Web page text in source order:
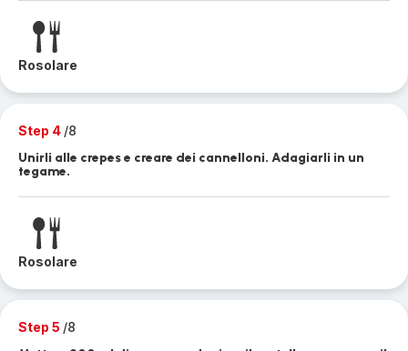
Rosolare
Step 4 /8
Unirli alle crepes e creare dei cannelloni. Adagiarli in un
tegame.
Rosolare
Step 5 /8